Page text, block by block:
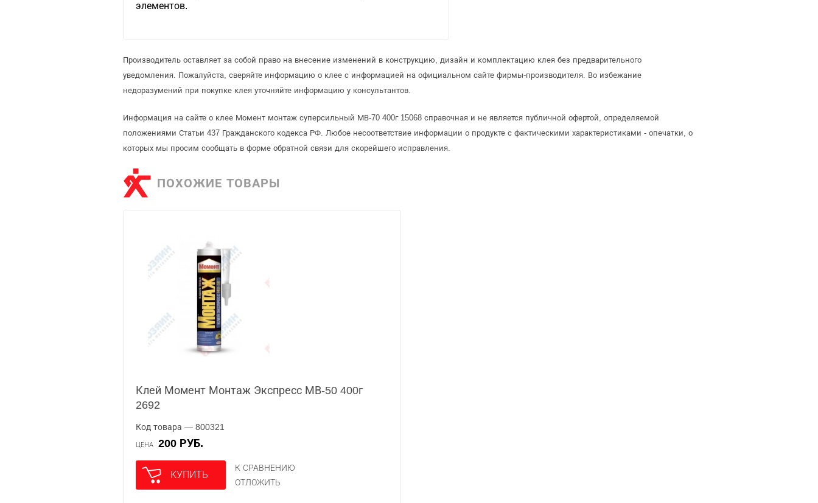
элементов.
Производитель оставляет за собой право на внесение изменений в конструкцию, дизайн и комплектацию клея без предварительного
уведомления. Пожалуйста, сверяйте информацию о клее с информацией на официальном сайте фирмы-производителя. Во избежание
недоразумений при покупке клея уточняйте информацию у консультантов.
Информация на сайте о клее Момент монтаж суперсильный МВ-70 400г 15068 справочная и не является публичной офертой, определяемой
положениями Статьи 437 Гражданского кодекса РФ. Любое несоответствие информации о продукте с фактическими характеристиками - опечатки, о
которых мы просим сообщать в форме обратной связи для скорейшего исправления.
ПОХОЖИЕ ТОВАРЫ
Клей Момент Монтаж Экспресс МВ-50 400г
2692
Код товара — 800321
ЦЕНА 200 РУБ.
КУПИТЬ
К СРАВНЕНИЮ
ОТЛОЖИТЬ